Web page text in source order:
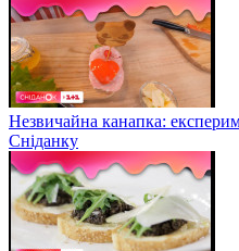
Незвичайна канапка:
Сніданку